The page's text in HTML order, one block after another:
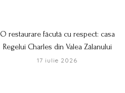
O restaurare făcută cu respect: casa
Regelui Charles din Valea Zălanului
17 iulie 2026